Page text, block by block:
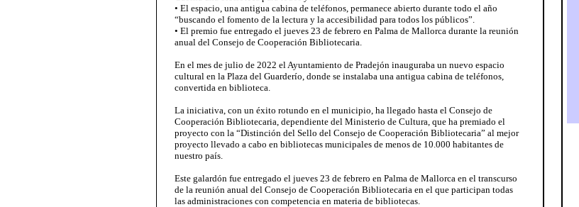
• El espacio, una antigua cabina de teléfonos, permanece abierto durante todo el año
“buscando el fomento de la lectura y la accesibilidad para todos los públicos”.
• El premio fue entregado el jueves 23 de febrero en Palma de Mallorca durante la reunión
anual del Consejo de Cooperación Bibliotecaria.
En el mes de julio de 2022 el Ayuntamiento de Pradejón inauguraba un nuevo espacio
cultural en la Plaza del Guarderío, donde se instalaba una antigua cabina de teléfonos,
convertida en biblioteca.
La iniciativa, con un éxito rotundo en el municipio, ha llegado hasta el Consejo de
Cooperación Bibliotecaria, dependiente del Ministerio de Cultura, que ha premiado el
proyecto con la “Distinción del Sello del Consejo de Cooperación Bibliotecaria” al mejor
proyecto llevado a cabo en bibliotecas municipales de menos de 10.000 habitantes de
nuestro país.
Este galardón fue entregado el jueves 23 de febrero en Palma de Mallorca en el transcurso
de la reunión anual del Consejo de Cooperación Bibliotecaria en el que participan todas
las administraciones con competencia en materia de bibliotecas.